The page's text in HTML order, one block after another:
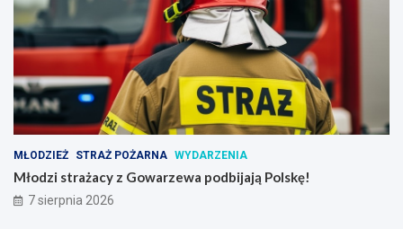
MŁODZIEŻ STRAŻ POŻARNA WYDARZENIA
Młodzi strażacy z Gowarzewa podbijają Polskę!
7 sierpnia 2026